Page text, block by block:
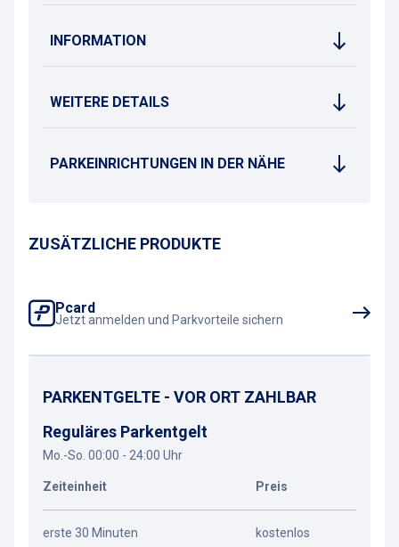
INFORMATION
WEITERE DETAILS
PARKEINRICHTUNGEN IN DER NÄHE
ZUSÄTZLICHE PRODUKTE
Pcard
Jetzt anmelden und Parkvorteile sichern
PARKENTGELTE - VOR ORT ZAHLBAR
Reguläres Parkentgelt
Mo.-So. 00:00 - 24:00 Uhr
Zeiteinheit Preis
erste 30 Minuten kostenlos